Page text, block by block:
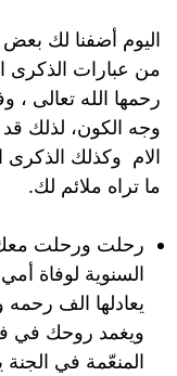
اليوم أضفنا لك بعض
من عبارات الذكرى
رحمها الله تعالى ،
وجه الكون، لذلك
الام وكذلك الذكرى
ما تراه ملائم لك.
رحلت ورحلت معك
السنوية لوفاة
يعادلها الف
ويغمد روحك في
المنعّمة في